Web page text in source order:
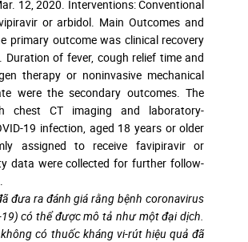
12, 2020. Interventions: Conventional
or arbidol. Main Outcomes and
primary outcome was clinical recovery
Duration of fever, cough relief time and
therapy or noninvasive mechanical
were the secondary outcomes. The
chest CT imaging and laboratory-
19 infection, aged 18 years or older
assigned to receive favipiravir or
data were collected for further follow-
đưa ra đánh giá rằng bệnh coronavirus
19) có thể được mô tả như một đại dịch.
có thuốc kháng vi-rút hiệu quả đã